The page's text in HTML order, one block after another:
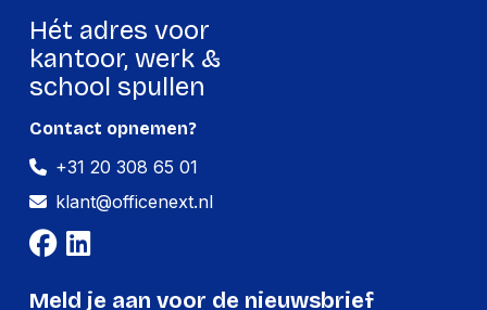
advies bij OfficeNext.
Hét adres voor
kantoor, werk &
school spullen
Contact opnemen?
+31 20 308 65 01
klant@officenext.nl
Meld je aan voor de nieuwsbrief